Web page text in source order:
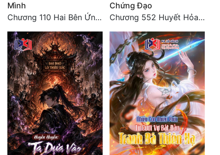
Mình
Chương 110 Hai Bên Ứng Phó
Chứng Đạo
Chương 552 Huyết Hỏa Độn Hư, nhân quả chưa dứt